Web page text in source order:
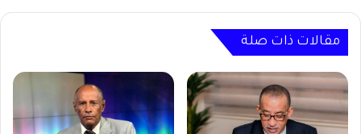
إصلاحات
منظمة
الدعوة
الإسلامية
مقالات ذات صلة